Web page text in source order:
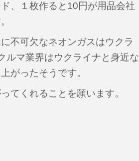
、１枚作ると10円が用品会社
不可欠なネオンガスはウクラ
ルマ業界はウクライナと身近な
がったそうです。
てくれることを願います。